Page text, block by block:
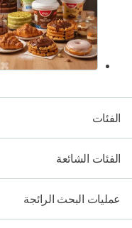
الفئات
الفئات الشائعة
عمليات البحث الرائجة